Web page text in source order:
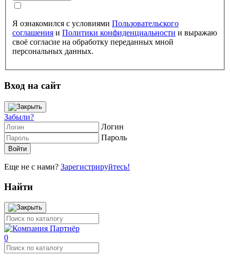
Я ознакомился с условиями Пользовательского
соглашения и Политики конфиденциальности и выражаю
своё согласие на обработку переданных мной
персональных данных.
Вход на сайт
Забыли?
Логин
Пароль
Еще не с нами? Зарегистрируйтесь!
Найти
0